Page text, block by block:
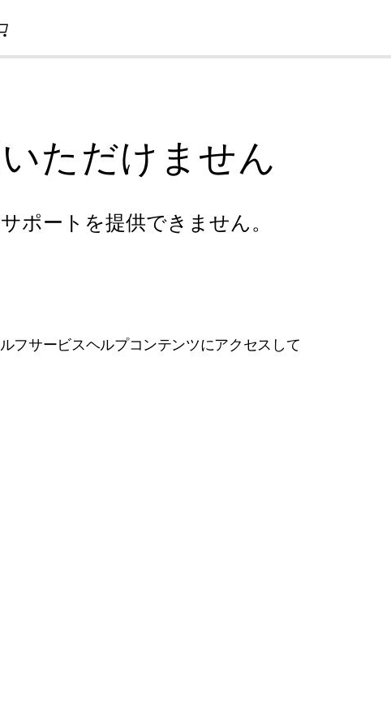
ただけません
ポートを提供できません。
フサービスヘルプコンテンツにアクセスして